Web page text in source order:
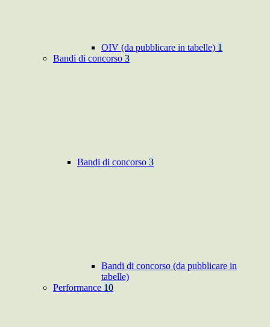
OIV (da pubblicare in tabelle) 1
Bandi di concorso 3
Bandi di concorso 3
Bandi di concorso (da pubblicare in
tabelle)
Performance 10